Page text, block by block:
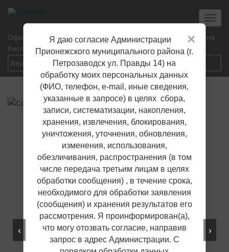
Перейти
основному
содержанию
×
Я даю согласие Администрации
Прионежского муниципального района (г.
Петрозаводск ул. Правды 14) на
обработку моих персональных данных
(ФИО, телефон, е-mail, иные сведения,
указанные в запросе) в целях сбора,
записи, систематизации, накопления,
хранения, извлечения, блокирования,
уничтожения, уточнения, обновления,
изменения, использования,
обезличивания, распространения (в том
числе передача третьим лицам в целях
обработки сообщения) , в течение срока,
необходимого для обработки заявления
(сообщения) и хранения результатов его
рассмотрения. Я проинформирован(а),
что могу отозвать согласие, направив
запрос в адрес Администрации. С
Официальный сайт Прионежского муниципального района
Республики Карелия
‹ ›